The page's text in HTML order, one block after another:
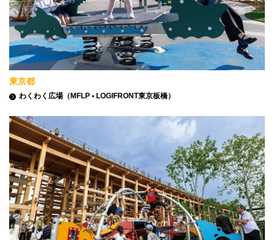
東京都
わくわく広場（MFLP • LOGIFRONT東京板橋）